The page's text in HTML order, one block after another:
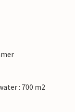
: 700 m2